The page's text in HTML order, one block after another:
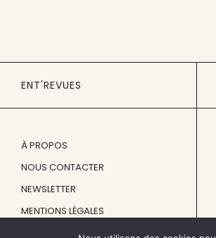
ENT'REVUES
À PROPOS
NOUS CONTACTER
NEWSLETTER
MENTIONS LÉGALES